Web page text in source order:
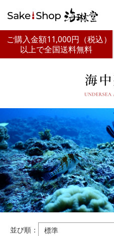
ご購入金額11,000円 （税込）
以上で全国送料無料
並び順：